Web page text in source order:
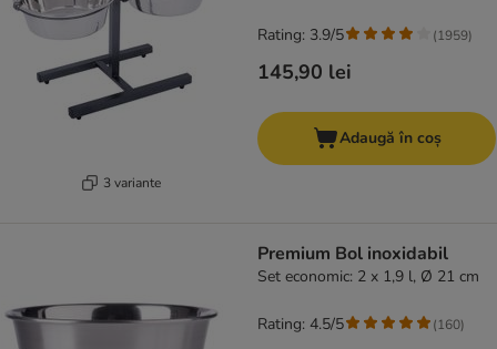
3 variante
145,90 lei
Rating: 3.9/5 (1959)
Adaugă în coș
Premium Bol inoxidabil
Set economic: 2 x 1,9 l, Ø 21 cm
Rating: 4.5/5 (160)